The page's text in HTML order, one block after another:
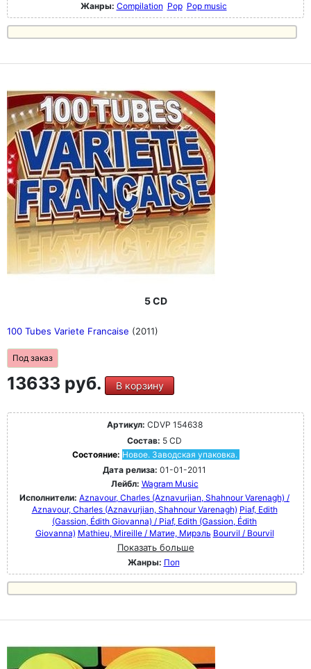
Жанры: Compilation Pop Pop music
5 CD
100 Tubes Variete Francaise (2011)
Под заказ
13633 руб. В корзину
Артикул: CDVP 154638
Состав: 5 CD
Состояние: Новое. Заводская упаковка.
Дата релиза: 01-01-2011
Лейбл: Wagram Music
Исполнители: Aznavour, Charles (Aznavurjian, Shahnour Varenagh) /
Aznavour, Charles (Aznavurjian, Shahnour Varenagh) Piaf, Edith
(Gassion, Édith Giovanna) / Piaf, Edith (Gassion, Édith
Giovanna) Mathieu, Mireille / Матие, Мирэль Bourvil / Bourvil
Показать больше
Жанры: Поп